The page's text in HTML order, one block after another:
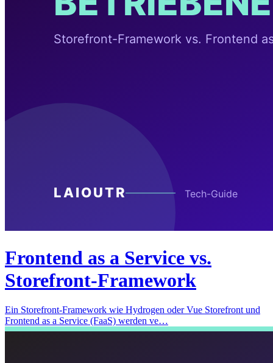
Frontend as a Service vs.
Storefront-Framework
Ein Storefront-Framework wie Hydrogen oder Vue Storefront und
Frontend as a Service (FaaS) werden ve…